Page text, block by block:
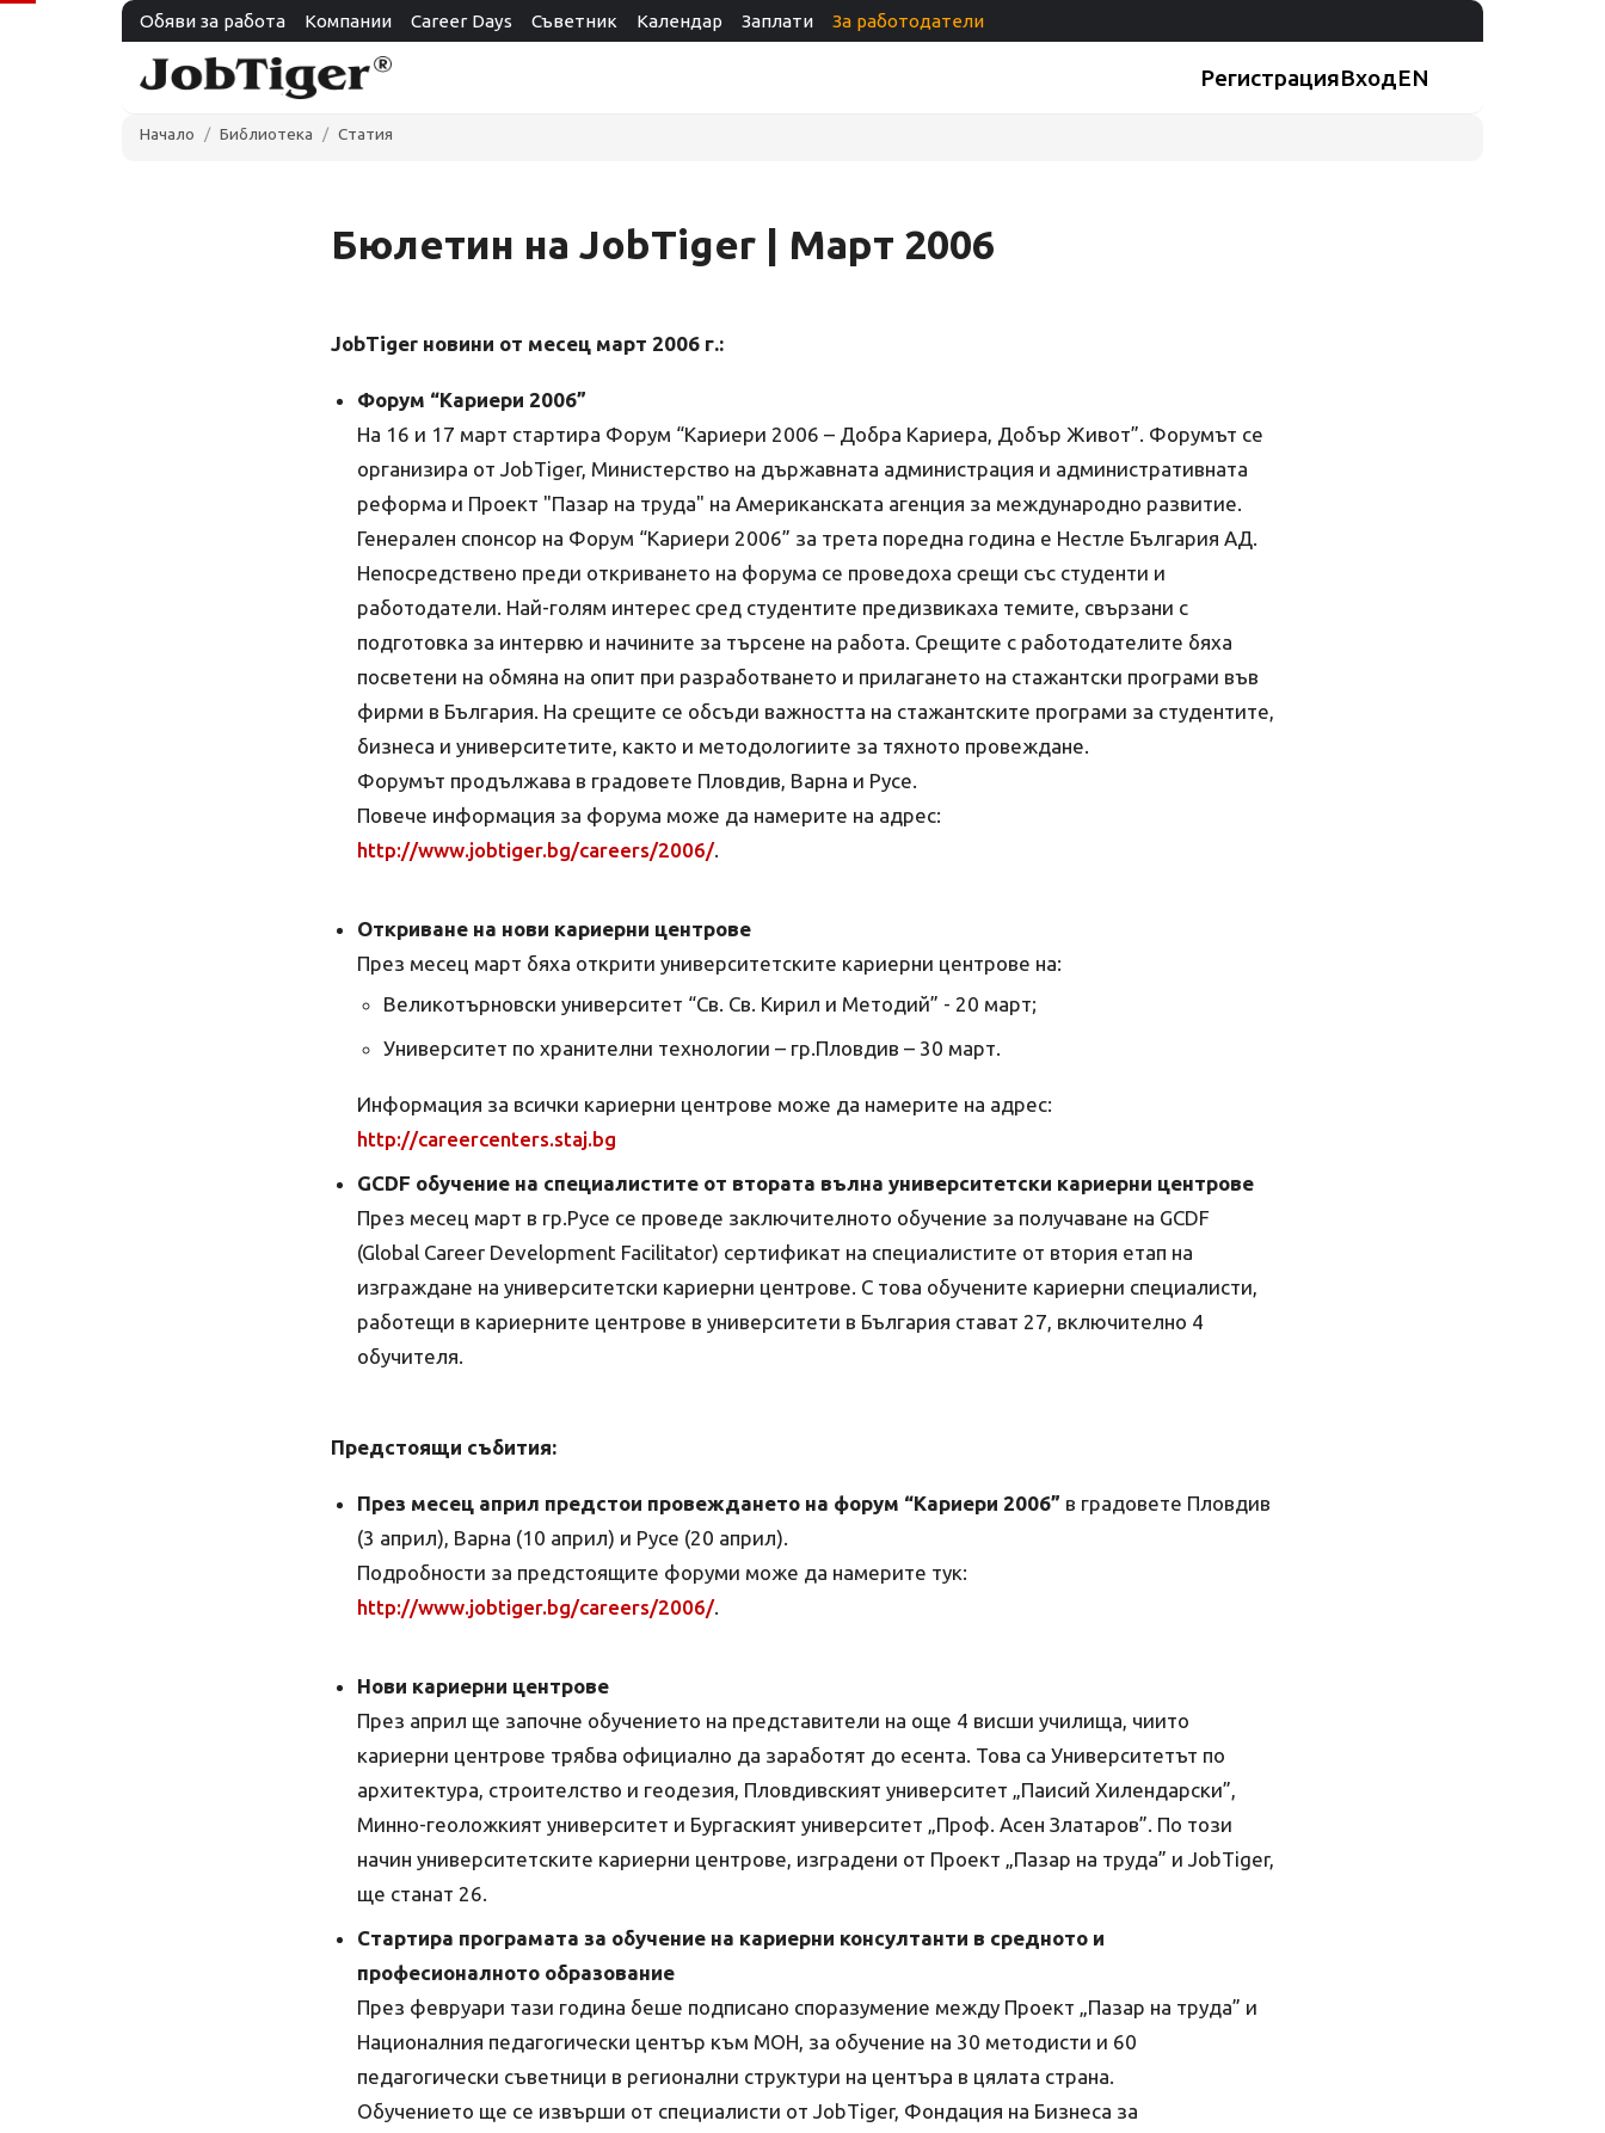
Обяви за работа Компании Career Days Съветник Календар Заплати За работодатели
РегистрацияВходEN
Начало Библиотека Статия
Бюлетин на JobTiger | Март 2006
JobTiger новини от месец март 2006 г.:
Форум “Кариери 2006”
На 16 и 17 март стартира Форум “Кариери 2006 – Добра Кариера, Добър Живот”. Форумът се
организира от JobTiger, Министерство на държавната администрация и административната
реформа и Проект "Пазар на труда" на Американската агенция за международно развитие.
Генерален спонсор на Форум “Кариери 2006” за трета поредна година е Нестле България АД.
Непосредствено преди откриването на форума се проведоха срещи със студенти и
работодатели. Най-голям интерес сред студентите предизвикаха темите, свързани с
подготовка за интервю и начините за търсене на работа. Срещите с работодателите бяха
посветени на обмяна на опит при разработването и прилагането на стажантски програми във
фирми в България. На срещите се обсъди важността на стажантските програми за студентите,
бизнеса и университетите, както и методологиите за тяхното провеждане.
Форумът продължава в градовете Пловдив, Варна и Русе.
Повече информация за форума може да намерите на адрес:
http://www.jobtiger.bg/careers/2006/.
Откриване на нови кариерни центрове
През месец март бяха открити университетските кариерни центрове на:
Великотърновски университет “Св. Св. Кирил и Методий” - 20 март;
Университет по хранителни технологии – гр.Пловдив – 30 март.
Информация за всички кариерни центрове може да намерите на адрес:
http://careercenters.staj.bg
GCDF обучение на специалистите от втората вълна университетски кариерни центрове
През месец март в гр.Русе се проведе заключителното обучение за получаване на GCDF
(Global Career Development Facilitator) сертификат на специалистите от втория етап на
изграждане на университетски кариерни центрове. С това обучените кариерни специалисти,
работещи в кариерните центрове в университети в България стават 27, включително 4
обучителя.
Предстоящи събития:
През месец април предстои провеждането на форум “Кариери 2006” в градовете Пловдив
(3 април), Варна (10 април) и Русе (20 април).
Подробности за предстоящите форуми може да намерите тук:
http://www.jobtiger.bg/careers/2006/.
Нови кариерни центрове
През април ще започне обучението на представители на още 4 висши училища, чиито
кариерни центрове трябва официално да заработят до есента. Това са Университетът по
архитектура, строителство и геодезия, Пловдивският университет „Паисий Хилендарски”,
Минно-геоложкият университет и Бургаският университет „Проф. Асен Златаров”. По този
начин университетските кариерни центрове, изградени от Проект „Пазар на труда” и JobTiger,
ще станат 26.
Стартира програмата за обучение на кариерни консултанти в средното и
професионалното образование
През февруари тази година беше подписано споразумение между Проект „Пазар на труда” и
Националния педагогически център към МОН, за обучение на 30 методисти и 60
педагогически съветници в регионални структури на центъра в цялата страна.
Обучението ще се извърши от специалисти от JobTiger, Фондация на Бизнеса за